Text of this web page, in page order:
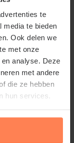
te
media te bieden
Ook delen we
met onze
analyse. Deze
met andere
die ze hebben
hun services.
halfschaduw;
tuinplant
worden
in de